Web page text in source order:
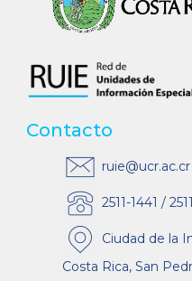
Contacto
ruie@ucr.ac.cr
2511-1441 /
Ciudad de la
Costa Rica, San